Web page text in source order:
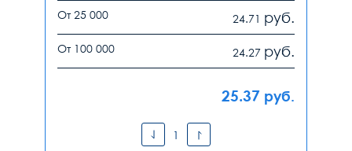
От 25 000 24.71 руб.
От 100 000 24.27 руб.
25.37 руб.